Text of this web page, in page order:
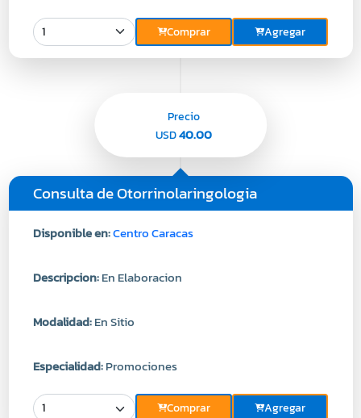
Comprar Agregar
Consulta de Otorrinolaringologia
Disponible en:Centro Caracas
Descripcion:En Elaboracion
Modalidad:En Sitio
Especialidad:Promociones
Comprar Agregar
Precio
USD40.00